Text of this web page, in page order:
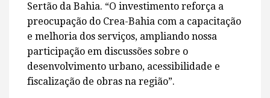
Sertão da Bahia. “O investimento reforça a
preocupação do Crea-Bahia com a capacitação
e melhoria dos serviços, ampliando nossa
participação em discussões sobre o
desenvolvimento urbano, acessibilidade e
fiscalização de obras na região”.